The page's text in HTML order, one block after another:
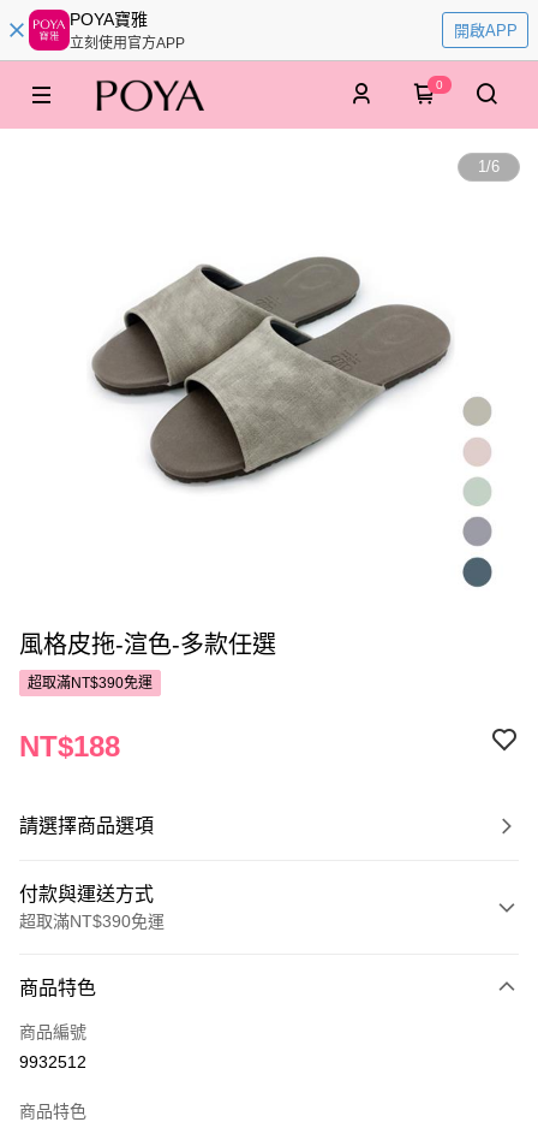
POYA寶雅
立刻使用官方APP
開啟APP
0
1/6
風格皮拖-渲色-多款任選
超取滿NT$390免運
NT$188
請選擇商品選項
付款與運送方式
超取滿NT$390免運
POYA支付
信用卡一次付款
商品特色
商品編號
9932512
商品特色